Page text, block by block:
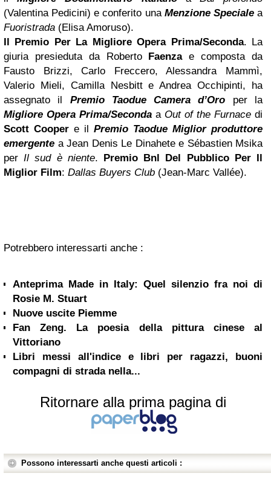
(Valentina Pedicini) e conferito una Menzione Specialea
Fuoristrada (Elisa Amoruso).
Il Premio Per La Migliore Opera Prima/Seconda. La
giuria presieduta da Roberto Faenzae composta da
Fausto Brizzi, Carlo Freccero, Alessandra Mammì,
Valerio Mieli, Camilla Nesbitt e Andrea Occhipinti, ha
assegnato il Premio Taodue Camera d’Oro per la
Migliore Opera Prima/Seconda a Out of the Furnace di
Scott Cooper e il Premio Taodue Miglior produttore
emergente a Jean Denis Le Dinahete e Sébastien Msika
perIl sud è niente. Premio Bnl Del Pubblico Per Il
Miglior Film: Dallas Buyers Club (Jean-Marc Vallée).
Potrebbero interessarti anche :
Anteprima Made in Italy: Quel silenzio fra noi di
Rosie M. Stuart
Nuove uscite Piemme
Fan Zeng. La poesia della pittura cinese al
Vittoriano
Libri messi all'indice e libri per ragazzi, buoni
compagni di strada nella...
Ritornare alla prima pagina di
Possono interessarti anche questi articoli :